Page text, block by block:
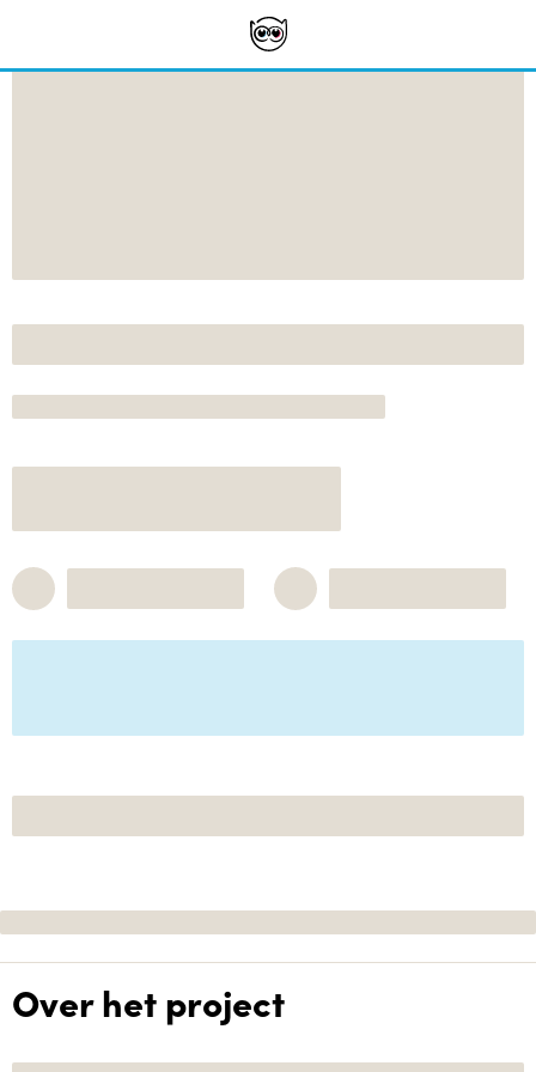
Over het project